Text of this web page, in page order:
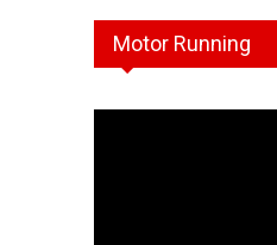
Motor Running